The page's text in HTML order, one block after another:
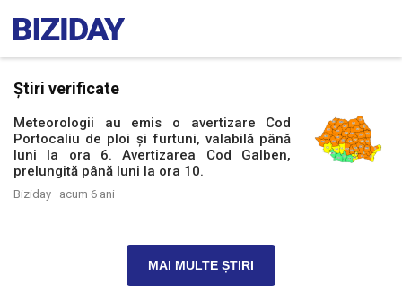
Știri verificate
Meteorologii au emis o avertizare Cod
Portocaliu de ploi și furtuni, valabilă până
luni la ora 6. Avertizarea Cod Galben,
prelungită până luni la ora 10.
Biziday · acum 6 ani
MAI MULTE ȘTIRI